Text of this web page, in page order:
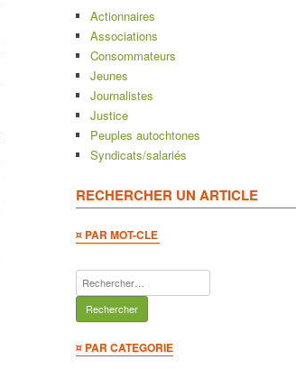
Actionnaires
Associations
Consommateurs
Jeunes
Journalistes
Justice
Peuples autochtones
Syndicats/salariés
RECHERCHER UN ARTICLE
¤ PAR MOT-CLE
Rechercher :
¤ PAR CATEGORIE